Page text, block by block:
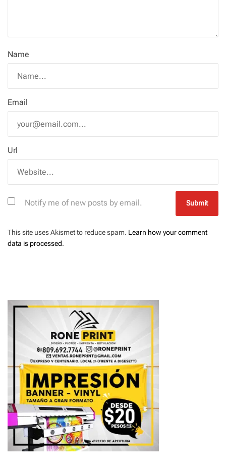
Name
Email
Url
Notify me of new posts by email.
This site uses Akismet to reduce spam. Learn how your comment
data is processed.